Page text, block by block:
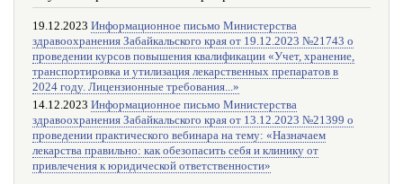
19.12.2023 Информационное письмо Министерства
здравоохранения Забайкальского края от 19.12.2023 №21743 о
проведении курсов повышения квалификации «Учет, хранение,
транспортировка и утилизация лекарственных препаратов в
2024 году. Лицензионные требования...»
14.12.2023 Информационное письмо Министерства
здравоохранения Забайкальского края от 13.12.2023 №21399 о
проведении практического вебинара на тему: «Назначаем
лекарства правильно: как обезопасить себя и клинику от
привлечения к юридической ответственности»